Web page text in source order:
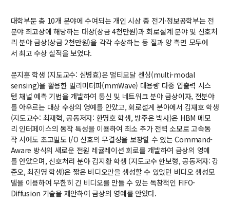
교육
학부
교과과정
교과목이수규정
대학원
교과과정
교과목이수규정
연합전공 인공지능 반도체공학
연합전공 인공지능
연합전공 지능형 통신
협동과정 인공지능
해동학술정보
대학부문 총10개 분야에 수여되는 개인 시상 중 전기·정보공학부는 전
분야 최고상에 해당하는 대상(상금4천만원)과 회로설계 분야 및 신호처
리 분야 금상(상금2천만원)을각각 수상하는등 질과 양측면 모두에
서 최고 수상 실적을보였다.
문지훈 학생 (지도교수: 심병효)은 멀티모달 센싱(multi-modal
sensing)을 활용한 밀리미터파(mmWave) 대용량 다중 입출력 시스
템 채널 예측 기법을 개발하여 통신 및 네트워크분야금상이자, 전분야
를 아우르는 대상 수상의 영예를 안았고,회로설계 분야에서 김재호학생
(지도교수: 최재혁,공동저자: 한명호학생, 방주은 박사)은 HBM 메모
리 인터페이스의 동작 특성을 이용하여 최소 추가 전력 소모로고속동
작 시에도 초고밀도I/O 신호의 무결성을 보장할 수 있는Command-
Aware 방식의 새로운 전원 레귤레이션 회로를 개발하여 금상의 영예
를 안았으며, 신호처리 분야 김지환 학생 (지도교수 한보형,공동저자:강
준오,최진영 학생)은 짧은 비디오만을 생성할 수 있었던 비디오 생성모
델을 이용하여 무한히 긴 비디오를 만들 수 있는 독창적인 FIFO-
Diffusion 기술을 제안하여금상의 영예를 안았다.